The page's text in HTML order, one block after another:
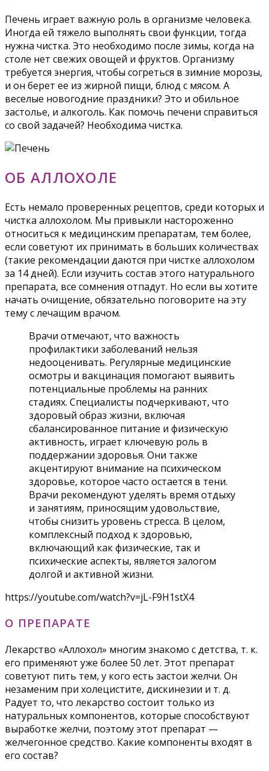
Печень играет важную роль в организме человека.
Иногда ей тяжело выполнять свои функции, тогда
нужна чистка. Это необходимо после зимы, когда на
столе нет свежих овощей и фруктов. Организму
требуется энергия, чтобы согреться в зимние морозы,
и он берет ее из жирной пищи, блюд с мясом. А
веселые новогодние праздники? Это и обильное
застолье, и алкоголь. Как помочь печени справиться
со свой задачей? Необходима чистка.
ОБ АЛЛОХОЛЕ
Есть немало проверенных рецептов, среди которых и
чистка аллохолом. Мы привыкли настороженно
относиться к медицинским препаратам, тем более,
если советуют их принимать в больших количествах
(такие рекомендации даются при чистке аллохолом
за 14 дней). Если изучить состав этого натурального
препарата, все сомнения отпадут. Но если вы хотите
начать очищение, обязательно поговорите на эту
тему с лечащим врачом.
Врачи отмечают, что важность
профилактики заболеваний нельзя
недооценивать. Регулярные медицинские
осмотры и вакцинация помогают выявить
потенциальные проблемы на ранних
стадиях. Специалисты подчеркивают, что
здоровый образ жизни, включая
сбалансированное питание и физическую
активность, играет ключевую роль в
поддержании здоровья. Они также
акцентируют внимание на психическом
здоровье, которое часто остается в тени.
Врачи рекомендуют уделять время отдыху
и занятиям, приносящим удовольствие,
чтобы снизить уровень стресса. В целом,
комплексный подход к здоровью,
включающий как физические, так и
психические аспекты, является залогом
долгой и активной жизни.
https://youtube.com/watch?v=jL-F9H1stX4
О ПРЕПАРАТЕ
Лекарство «Аллохол» многим знакомо с детства, т. к.
его применяют уже более 50 лет. Этот препарат
советуют пить тем, у кого есть застои желчи. Он
незаменим при холецистите, дискинезии и т. д.
Радует то, что лекарство состоит только из
натуральных компонентов, которые способствуют
выработке желчи, поэтому этот препарат —
желчегонное средство. Какие компоненты входят в
его состав?